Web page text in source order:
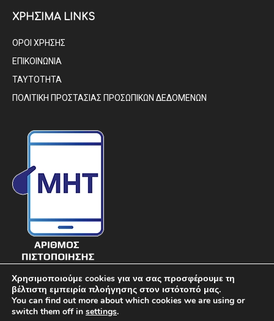
ΧΡΗΣΙΜΑ LINKS
ΟΡΟΙ ΧΡΗΣΗΣ
ΕΠΙΚΟΙΝΩΝΙΑ
ΤΑΥΤΟΤΗΤΑ
ΠΟΛΙΤΙΚΗ ΠΡΟΣΤΑΣΙΑΣ ΠΡΟΣΩΠΙΚΩΝ ΔΕΔΟΜΕΝΩΝ
Χρησιμοποιούμε cookies για να σας προσφέρουμε τη
βέλτιστη εμπειρία πλοήγησης στον ιστότοπό μας.
You can find out more about which cookies we are using or
switch them off in settings.